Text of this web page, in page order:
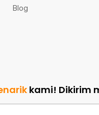
Blog
kami! Dikirim